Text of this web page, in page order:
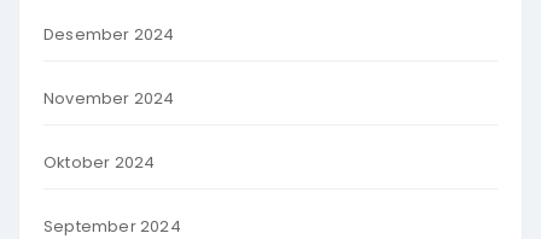
Desember 2024
November 2024
Oktober 2024
September 2024